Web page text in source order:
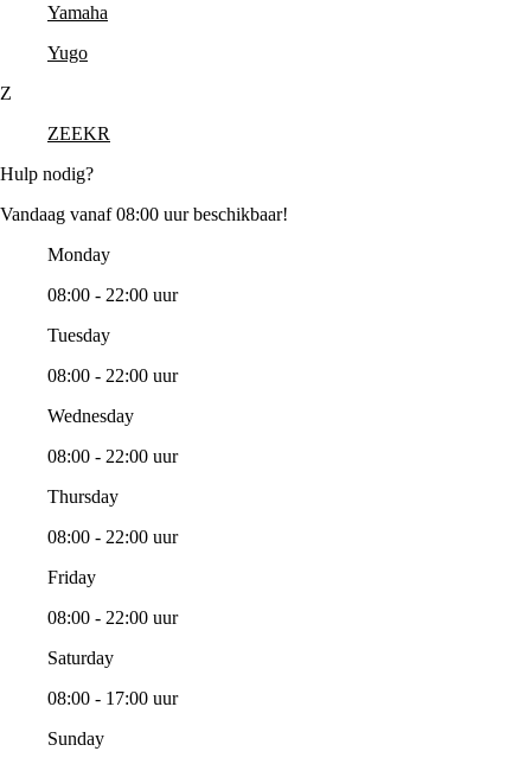
Yamaha
Yugo
Z
ZEEKR
Hulp nodig?
Vandaag vanaf 08:00 uur beschikbaar!
Monday
08:00 - 22:00 uur
Tuesday
08:00 - 22:00 uur
Wednesday
08:00 - 22:00 uur
Thursday
08:00 - 22:00 uur
Friday
08:00 - 22:00 uur
Saturday
08:00 - 17:00 uur
Sunday